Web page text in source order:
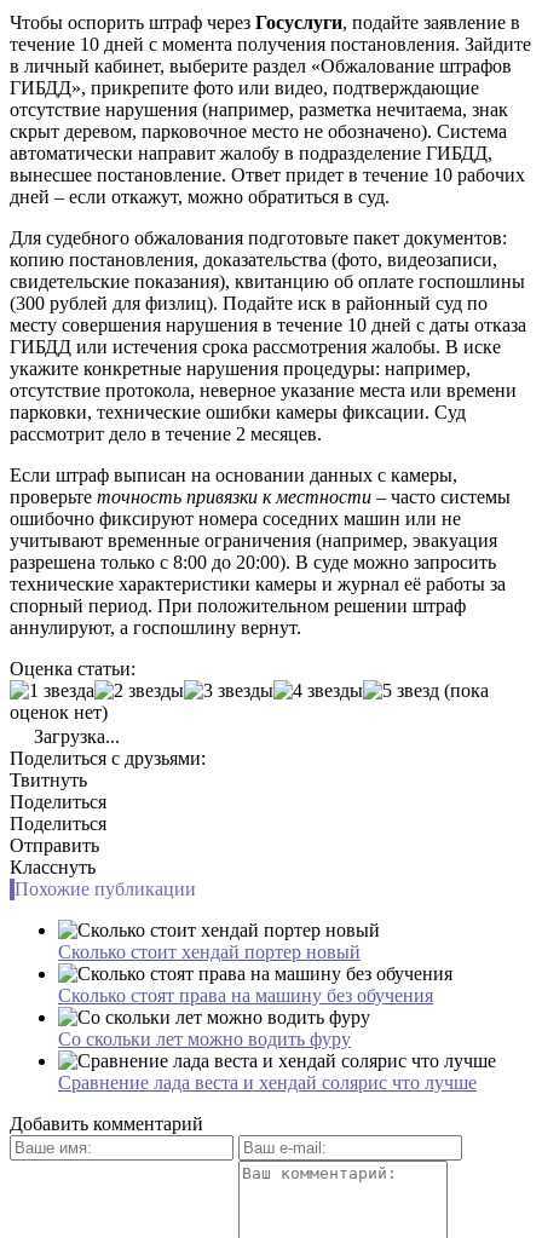
Чтобы оспорить штраф через Госуслуги, подайте заявление в
течение 10 дней с момента получения постановления. Зайдите
в личный кабинет, выберите раздел «Обжалование штрафов
ГИБДД», прикрепите фото или видео, подтверждающие
отсутствие нарушения (например, разметка нечитаема, знак
скрыт деревом, парковочное место не обозначено). Система
автоматически направит жалобу в подразделение ГИБДД,
вынесшее постановление. Ответ придет в течение 10 рабочих
дней – если откажут, можно обратиться в суд.
Для судебного обжалования подготовьте пакет документов:
копию постановления, доказательства (фото, видеозаписи,
свидетельские показания), квитанцию об оплате госпошлины
(300 рублей для физлиц). Подайте иск в районный суд по
месту совершения нарушения в течение 10 дней с даты отказа
ГИБДД или истечения срока рассмотрения жалобы. В иске
укажите конкретные нарушения процедуры: например,
отсутствие протокола, неверное указание места или времени
парковки, технические ошибки камеры фиксации. Суд
рассмотрит дело в течение 2 месяцев.
Если штраф выписан на основании данных с камеры,
проверьте точность привязки к местности – часто системы
ошибочно фиксируют номера соседних машин или не
учитывают временные ограничения (например, эвакуация
разрешена только с 8:00 до 20:00). В суде можно запросить
технические характеристики камеры и журнал её работы за
спорный период. При положительном решении штраф
аннулируют, а госпошлину вернут.
Оценка статьи:
(пока
оценок нет)
Загрузка...
Поделиться с друзьями:
Твитнуть
Поделиться
Поделиться
Отправить
Класснуть
Похожие публикации
Сколько стоит хендай портер новый
Сколько стоят права на машину без обучения
Со скольки лет можно водить фуру
Сравнение лада веста и хендай солярис что лучше
Добавить комментарий